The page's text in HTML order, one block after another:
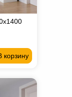
корзину